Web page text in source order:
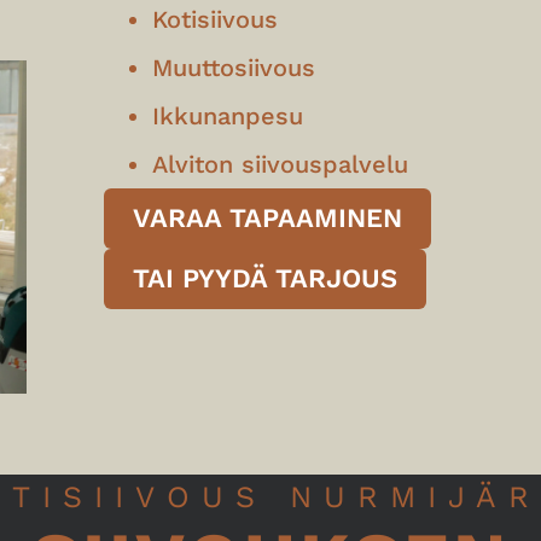
Kotisiivous
Muuttosiivous
Ikkunanpesu
Alviton siivouspalvelu
VARAA TAPAAMINEN
TAI PYYDÄ TARJOUS